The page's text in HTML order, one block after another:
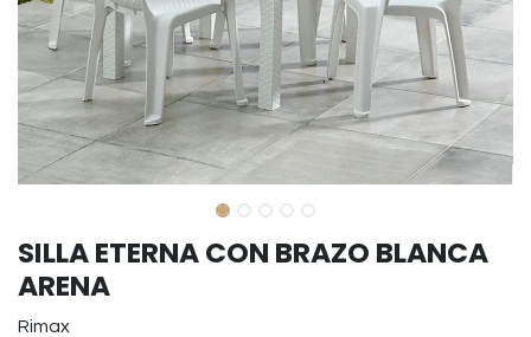
SILLA ETERNA CON BRAZO BLANCA
ARENA
Rimax